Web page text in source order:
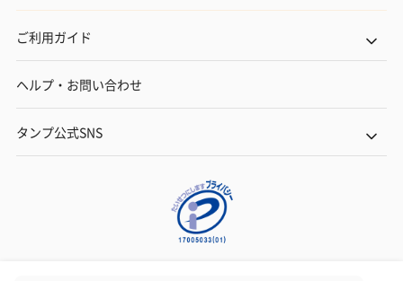
ご利用ガイド
ヘルプ・お問い合わせ
タンプ公式SNS